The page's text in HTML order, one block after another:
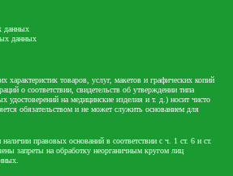
данных
данных
характеристик товаров, услуг, макетов и графических копий
о соответствии, свидетельств об утверждении типа
удостоверений на медицинские изделия и т. д.) носит чисто
обязательством и не может служить основанием для
правовых оснований в соответствии с ч. 1 ст. 6 и ст.
запреты на обработку неорганичным кругом лиц